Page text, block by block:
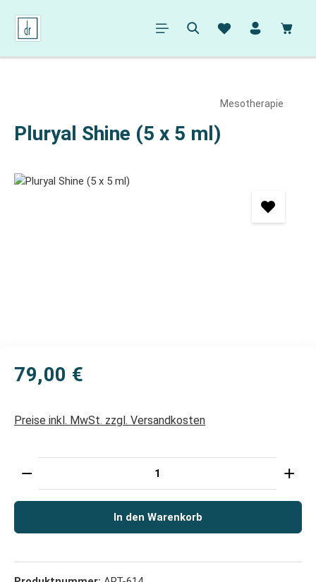
springen
Mesotherapie
Pluryal Shine (5 x 5 ml)
Bildergalerie überspringen
79,00 €
Preise inkl. MwSt. zzgl. Versandkosten
Produkt Anzahl: Gib den gewünschten Wert ein
In den Warenkorb